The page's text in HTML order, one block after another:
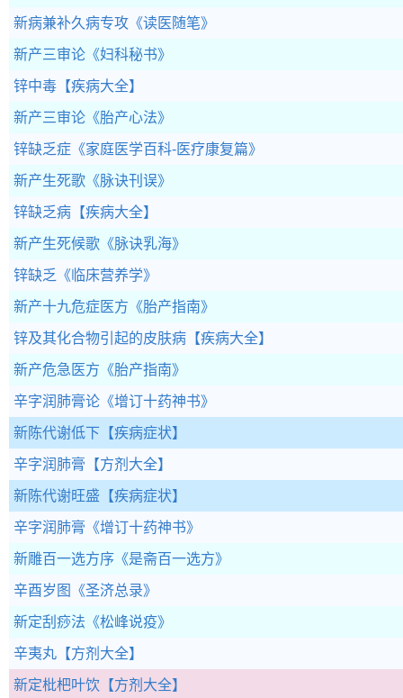
新病兼补久病专攻 《读医随笔》
新产三审论 《妇科秘书》
锌中毒 【疾病大全】
新产三审论 《胎产心法》
锌缺乏症 《家庭医学百科-医疗康复篇》
新产生死歌 《脉诀刊误》
锌缺乏病 【疾病大全】
新产生死候歌 《脉诀乳海》
锌缺乏 《临床营养学》
新产十九危症医方 《胎产指南》
锌及其化合物引起的皮肤病 【疾病大全】
新产危急医方 《胎产指南》
辛字润肺膏论 《增订十药神书》
新陈代谢低下 【疾病症状】
辛字润肺膏 【方剂大全】
新陈代谢旺盛 【疾病症状】
辛字润肺膏 《增订十药神书》
新雕百一选方序 《是斋百一选方》
辛酉岁图 《圣济总录》
新定刮痧法 《松峰说疫》
辛夷丸 【方剂大全】
新定枇杷叶饮 【方剂大全】